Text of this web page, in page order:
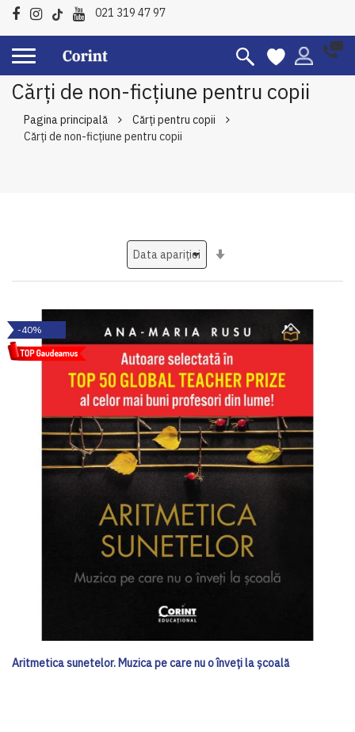
021 319 47 97
Cărți de non-ficțiune pentru copii
Pagina principală
Cărți pentru copii
Cărți de non-ficțiune pentru copii
-40%
Aritmetica sunetelor. Muzica pe care nu o înveți la școală